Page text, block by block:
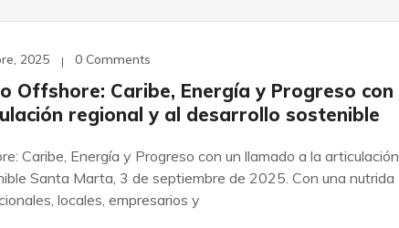
2025 0 Comments
Offshore: Caribe, Energía y Progreso con
regional y al desarrollo sostenible
Caribe, Energía y Progreso con un llamado a la articulación
Santa Marta, 3 de septiembre de 2025. Con una nutrida
locales, empresarios y